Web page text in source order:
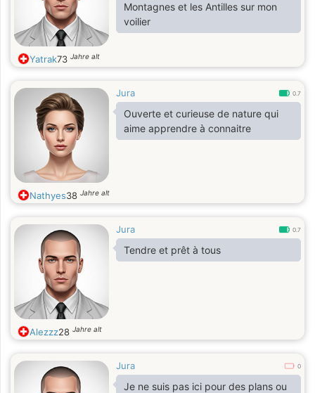
Montagnes et les Antilles sur mon
voilier
Yatrak73 Jahre alt
Jura 0.7
Ouverte et curieuse de nature qui
aime apprendre à connaitre
Nathyes38 Jahre alt
Jura 0.7
Tendre et prêt à tous
Alezzz28 Jahre alt
Jura 0
Je ne suis pas ici pour des plans ou